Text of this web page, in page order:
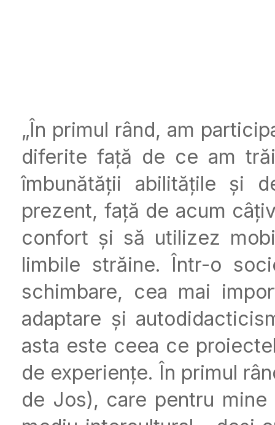
„În primul rând, am
diferite față de ce am
îmbunătății abilitățile și
prezent, față de acum
confort și să utilizez
limbile străine. Într-o
schimbare, cea mai
adaptare și
asta este ceea ce
de experiențe. În primul
de Jos), care pentru